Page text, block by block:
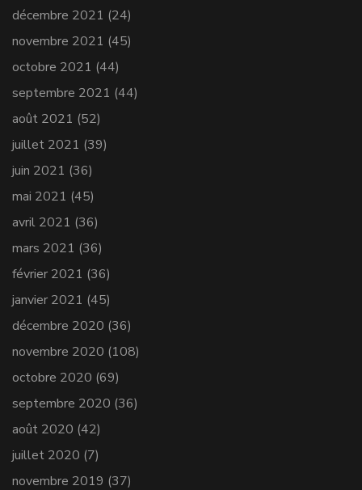
décembre 2021 (24)
novembre 2021 (45)
octobre 2021 (44)
septembre 2021 (44)
août 2021 (52)
juillet 2021 (39)
juin 2021 (36)
mai 2021 (45)
avril 2021 (36)
mars 2021 (36)
février 2021 (36)
janvier 2021 (45)
décembre 2020 (36)
novembre 2020 (108)
octobre 2020 (69)
septembre 2020 (36)
août 2020 (42)
juillet 2020 (7)
novembre 2019 (37)